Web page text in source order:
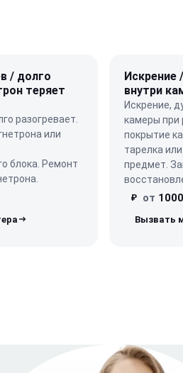
/ долго
теряет
разогревает.
или
блока. Ремонт
Искрение
внутри
Искрение,
камеры при
покрытие
тарелка
предмет.
₽ от